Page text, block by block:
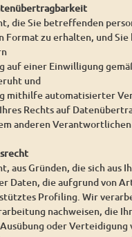
die Sie betreffenden
Format zu erhalten, und
auf einer Einwilligung
und
mithilfe automatisierter
Rechts auf
anderen
aus Gründen, die sich
Daten, die aufgrund von
Profiling. Wir
nachweisen, die
oder Verteidigung